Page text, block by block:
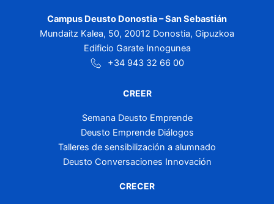
Campus Deusto Donostia – San Sebastián
Mundaitz Kalea, 50, 20012 Donostia, Gipuzkoa
Edificio Garate Innogunea
+34 943 32 66 00
CREER
Semana Deusto Emprende
Deusto Emprende Diálogos
Talleres de sensibilización a alumnado
Deusto Conversaciones Innovación
CRECER